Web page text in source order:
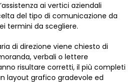
ai vertici aziendali
del tipo di comunicazione da
termini da scegliere.
di direzione viene chiesto di
verbali o lettere
risultare corretti, il più completi
layout grafico gradevole ed